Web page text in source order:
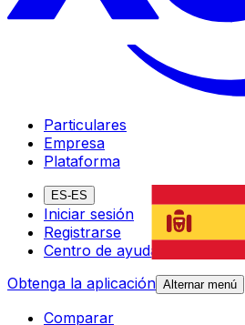
Particulares
Empresa
Plataforma
ES-ES
Iniciar sesión
Registrarse
Centro de ayuda
Obtenga la aplicación Alternar menú
Comparar